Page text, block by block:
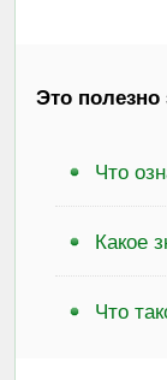
Это
Что
Какое
Что